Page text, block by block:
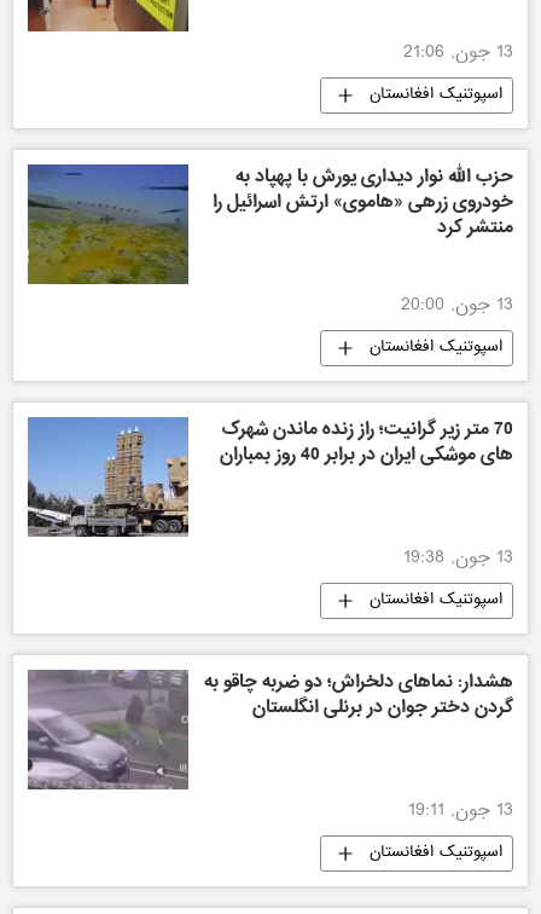
13 جون, 21:06
اسپوتنیک افغانستان
حزب الله نوار دیداری یورش با پهپاد به
خودروی زرهی «هاموی» ارتش اسرائیل را
منتشر کرد
13 جون, 20:00
اسپوتنیک افغانستان
70 متر زیر گرانیت؛ راز زنده ماندن شهرک
های موشکی ایران در برابر 40 روز بمباران
13 جون, 19:38
اسپوتنیک افغانستان
هشدار: نماهای دلخراش؛ دو ضربه چاقو به
گردن دختر جوان در برنلی انگلستان
13 جون, 19:11
اسپوتنیک افغانستان